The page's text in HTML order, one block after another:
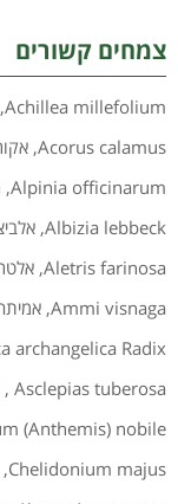
צמחים קשורים
Achillea millefolium
,
Acorus calamus
,
Alpinia officinarum
,
Albizia lebbeck
,
Aletris farinosa
,
Ammi visnaga
,
archangelica Radix
Asclepias tuberosa
,
(Anthemis) nobile
Chelidonium majus
,